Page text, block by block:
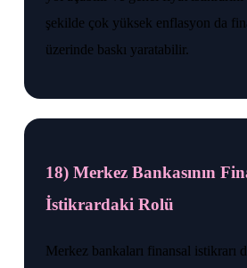
şekilde çok yüksek enflasyon da
üzerinde baskı yaratabilir.
18) Merkez Bankasının
İstikrardaki Rolü
Merkez bankaları finansal istikrarı